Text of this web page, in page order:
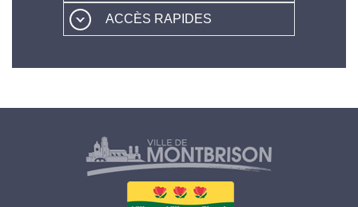
ACCÈS RAPIDES